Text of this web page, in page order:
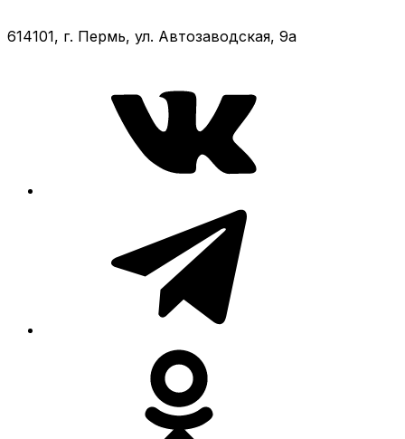
614101, г. Пермь, ул. Автозаводская, 9а